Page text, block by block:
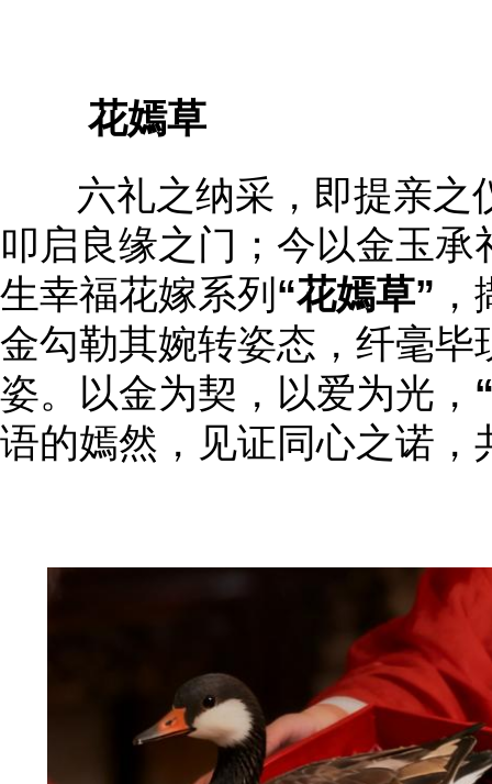
花嫣草
六礼之纳采，即提亲之
叩启良缘之门；今以金玉
生幸福花嫁系列 “花嫣草”
金勾勒其婉转姿态，纤毫
姿。以金为契，以爱为光，
语的嫣然，见证同心之诺，